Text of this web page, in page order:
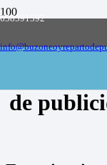
658591592
Empresa de buzoneo
de